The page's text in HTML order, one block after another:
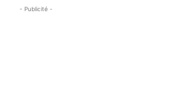
- Publicité -